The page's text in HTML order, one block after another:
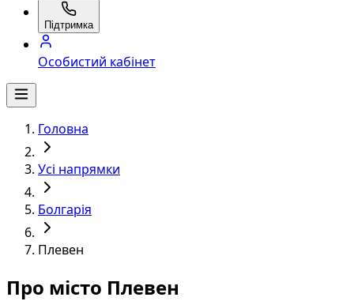
Підтримка
Особистий кабінет
Головна
Усі напрямки
Болгарія
Плевен
Про місто Плевен